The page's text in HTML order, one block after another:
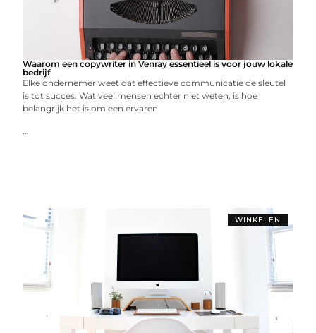
Waarom een copywriter in Venray essentieel is voor jouw lokale
bedrijf
Elke ondernemer weet dat effectieve communicatie de sleutel
is tot succes. Wat veel mensen echter niet weten, is hoe
belangrijk het is om een ervaren
...
WINKELEN